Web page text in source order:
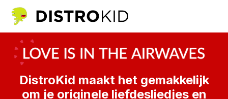
DistroKid maakt het gemakkelijk
om je originele liefdesliedjes en